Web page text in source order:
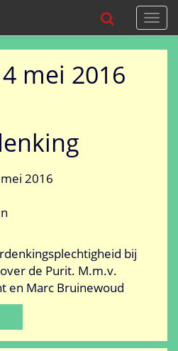
mei 2016
2016
bij
de Purit. M.m.v.
en Marc Bruinewoud